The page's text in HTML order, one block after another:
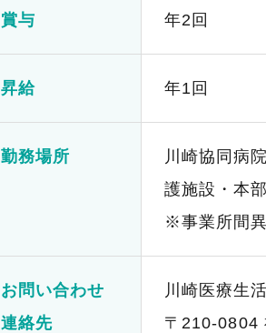
賞与 年2回
昇給 年1回
勤務場所
川崎協同病
護施設・本部
※事業所間
お問い合わせ
連絡先
川崎医療生
〒210-0804